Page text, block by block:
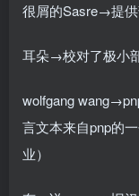
很屑的Sasre→提供
耳朵→校对了极小
wolfgang
言文本来自pnp的
业）